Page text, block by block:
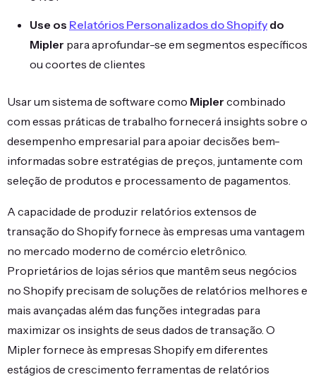
Use os Relatórios Personalizados do Shopify do
Mipler para aprofundar-se em segmentos específicos
ou coortes de clientes
Usar um sistema de software como Mipler combinado
com essas práticas de trabalho fornecerá insights sobre o
desempenho empresarial para apoiar decisões bem-
informadas sobre estratégias de preços, juntamente com
seleção de produtos e processamento de pagamentos.
A capacidade de produzir relatórios extensos de
transação do Shopify fornece às empresas uma vantagem
no mercado moderno de comércio eletrônico.
Proprietários de lojas sérios que mantêm seus negócios
no Shopify precisam de soluções de relatórios melhores e
mais avançadas além das funções integradas para
maximizar os insights de seus dados de transação. O
Mipler fornece às empresas Shopify em diferentes
estágios de crescimento ferramentas de relatórios